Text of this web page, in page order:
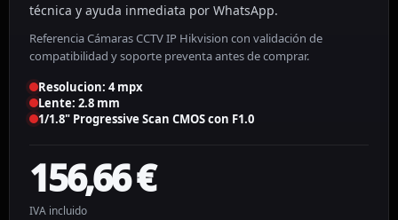
técnica y ayuda inmediata por WhatsApp.
Referencia Cámaras CCTV IP Hikvision con validación de
compatibilidad y soporte preventa antes de comprar.
Resolucion: 4 mpx
Lente: 2.8 mm
1/1.8" Progressive Scan CMOS con F1.0
156,66€
IVA incluido